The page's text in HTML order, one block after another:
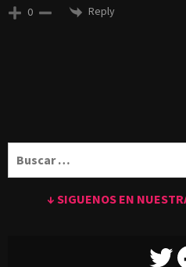
0 Reply
↓ SIGUENOS EN